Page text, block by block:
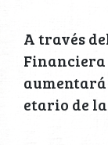
A través
Financiera
etario de